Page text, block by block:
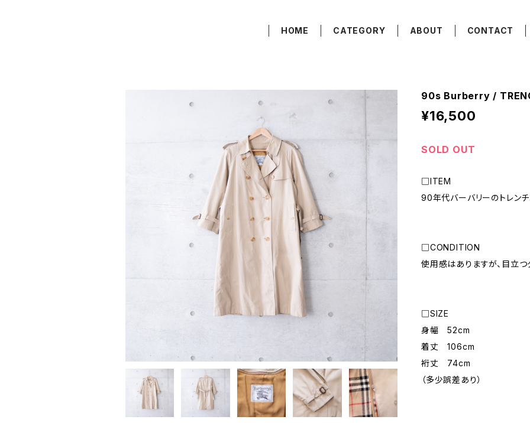
HOME CATEGORY ABOUT CONTACT
90s Burberry /
¥16,500
SOLD OUT
□ITEM
90年代バーバリーのトレンチ
□CONDITION
使用感はありますが、目立つ
□SIZE
身幅 52cm
着丈 106cm
裄丈 74cm
（多少誤差あり）